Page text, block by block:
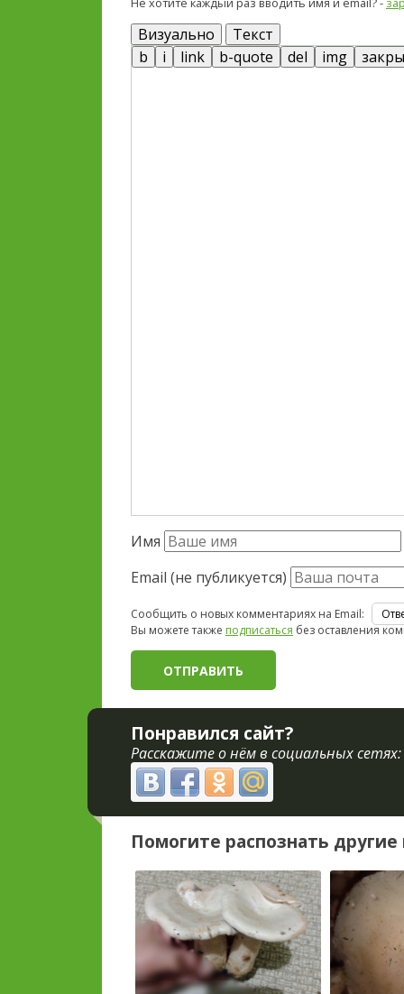
Визуально Текст
Имя
Email (не публикуется)
Сообщить о новых комментариях на Email:
Вы можете также подписаться без оставления
Понравился сайт?
Расскажите о нём в социальных сетях:
Помогите распознать другие